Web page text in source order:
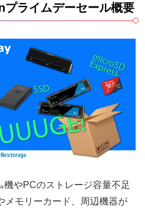
ライムデーセール概要
やPCのストレージ容量不足
メモリーカード、周辺機器が